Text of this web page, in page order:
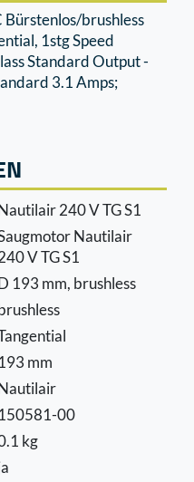
brushless
1stg Speed
Standard Output -
3.1 Amps;
240 V TG S1
Nautilair
V TG S1
193 mm, brushless
193 mm
150581-00
kg